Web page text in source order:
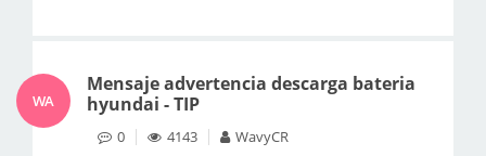
WA
Mensaje advertencia descarga bateria
hyundai - TIP
0 4143 WavyCR